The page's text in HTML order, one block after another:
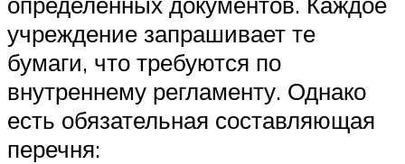
учреждение запрашивает те
бумаги, что требуются по
внутреннему регламенту. Однако
есть обязательная составляющая
перечня: